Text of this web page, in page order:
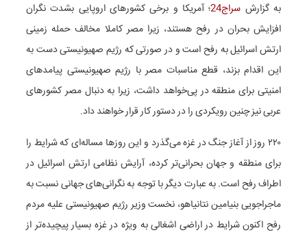
به گزارش سراج24
؛ آمریکا و برخی کشور‌های اروپایی بشدت نگران
افزایش بحران در رفح هستند، زیرا مصر کاملا مخالف حمله زمینی
ارتش اسرائیل به رفح است و در صورتی که رژیم صهیونیستی دست به
این اقدام بزند، قطع مناسبات مصر با رژیم صهیونیستی پیامد‌های
امنیتی برای منطقه در پی‌خواهد داشت، زیرا به دنبال مصر کشور‌های
عربی نیز چنین رویکردی را در دستور کار قرار خواهند داد.
۲۲۰ روز از آغاز جنگ در غزه می‌گذرد و این روز‌ها مساله‌ای که شرایط را
برای منطقه و جهان بحرانی‌تر کرده، آرایش نظامی ارتش اسرائیل در
اطراف رفح است. به عبارت دیگر با توجه به نگرانی‌های جهانی نسبت به
ماجراجویی بنیامین نتانیاهو، نخست وزیر رژیم صهیونیستی علیه مردم
رفح اکنون شرایط در اراضی اشغالی به ویژه در غزه بسیار پیچیده‌تر از